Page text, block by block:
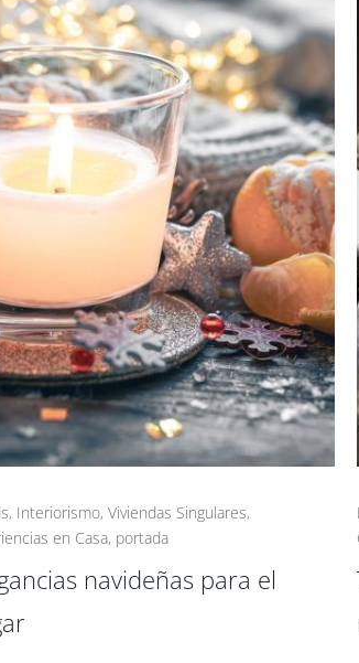
, Interiorismo,Viviendas Singulares,
en Casa, portada
navideñas para el